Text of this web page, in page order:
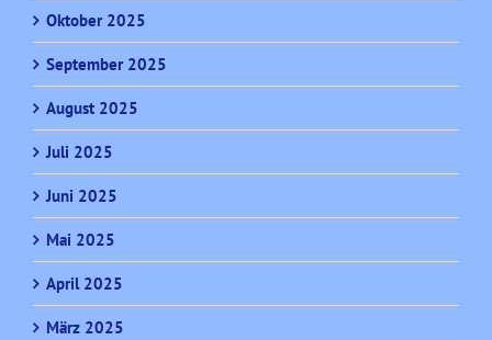
Oktober 2025
September 2025
August 2025
Juli 2025
Juni 2025
Mai 2025
April 2025
März 2025